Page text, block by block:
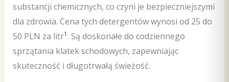
substancji chemicznych, co czyni je bezpieczniejszymi
dla zdrowia. Cena tych detergentów wynosi od 25 do
50 PLN za litr1 . Są doskonałe do codziennego
sprzątania klatek schodowych, zapewniając
skuteczność i długotrwałą świeżość.